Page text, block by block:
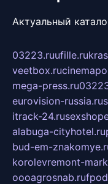
Актуальный
03223.ruufille.ru
veetbox.ru
mega-press.ru
eurovision-russia.ru
itrack-24.ru
alabuga-cityhotel.ru
bud-em-
korolevremont-
oooagrosnab.ru